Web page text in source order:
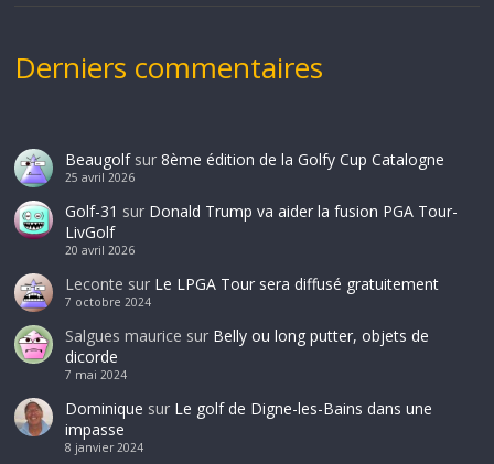
Derniers commentaires
Beaugolfsur 8ème édition de la Golfy Cup Catalogne
25 avril 2026
Golf-31 sur Donald Trump va aider la fusion PGA Tour-
LivGolf
20 avril 2026
Leconte sur Le LPGA Tour sera diffusé gratuitement
7 octobre 2024
Salgues maurice sur Belly ou long putter, objets de
dicorde
7 mai 2024
Dominique sur Le golf de Digne-les-Bains dans une
impasse
8 janvier 2024